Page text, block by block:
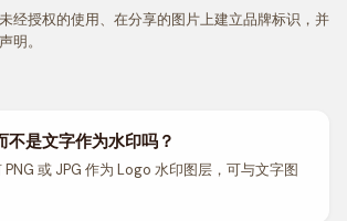
经授权的使用、在分享的图片上建立品牌标识，并
明。
是文字作为水印吗？
或 JPG 作为 Logo 水印图层，可与文字图